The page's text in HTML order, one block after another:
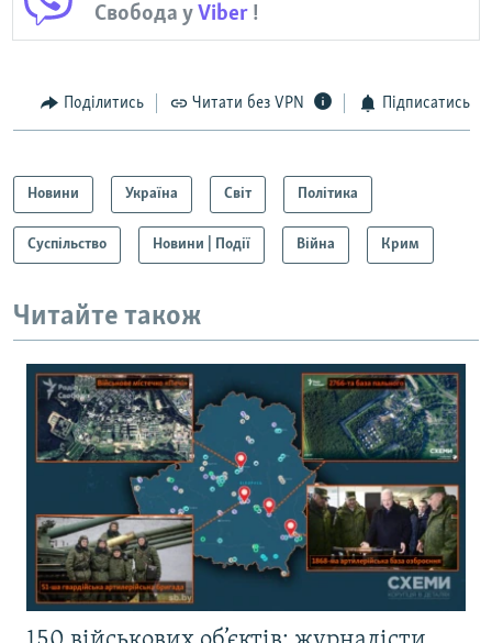
Свобода уViber !
Поділитись Читати без VPN Підписатись
Новини Україна Світ Політика
Суспільство Новини | Події Війна Крим
Читайте також